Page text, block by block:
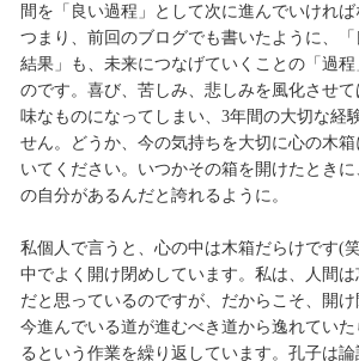
間を「良い過程」として次に進んでいければ
つまり、前回のブログでも書いたように、
結果」も、未来につなげていくことの「過
のです。喜び、苦しみ、悲しみを風化させ
味なものになってしまい、3年間の大切な経
せん。どうか、今の気持ちを大切に心の木
いてください。いつかその箱を開けたとき
の自分があるんだと誇れるように。
私個人で言うと、心の中は木箱だらけです(
中でよく開け閉めしています。私は、人間
だと思っているのですが、だからこそ、開け
今進んでいる道が進むべき道から逸れてい
るという作業を繰り返しています。孔子は